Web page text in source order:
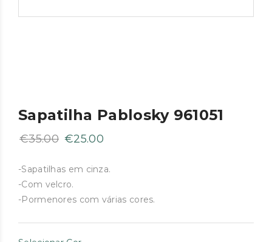
Sapatilha Pablosky 961051
€35.00 O
original
era:
€35.00.
€25.00
atual
€25.00.
-Sapatilhas em cinza.
-Com velcro.
-Pormenores com várias cores.